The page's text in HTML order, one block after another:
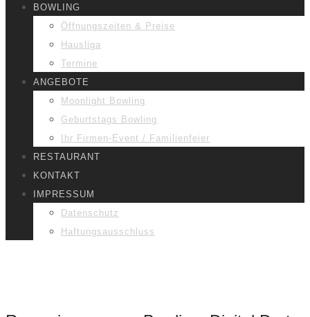
BOWLING
Öffnungszeiten & Preise
Hausliga
Termine
ANGEBOTE
Moonlight Bowling
Geburtstags Bowling
Ihr Firmen-Event / Familienfeier
RESTAURANT
KONTAKT
IMPRESSUM
Datenschutz
Haftungsausschluss